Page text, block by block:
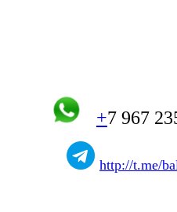
+7 967
http://t.me/